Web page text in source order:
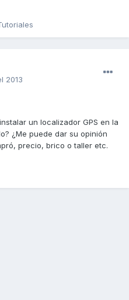
2013
un localizador GPS en la
¿Me puede dar su opinión
precio, brico o taller etc.